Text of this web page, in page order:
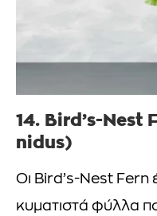
14. Bird’s-Nest
nidus)
Οι Bird’s-Nest Fern
κυματιστά φύλλα